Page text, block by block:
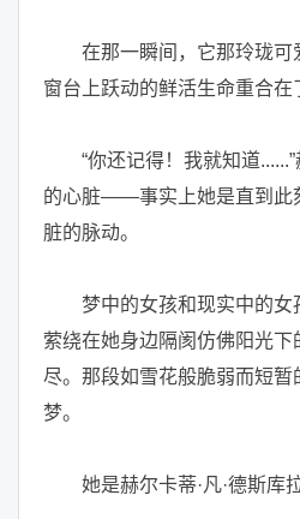
在那一瞬间，它那玲珑可
窗台上跃动的鲜活生命重合在
“你还记得！我就知道......”
的心脏——事实上她是直到此
脏的脉动。
梦中的女孩和现实中的女
萦绕在她身边隔阂仿佛阳光下
尽。那段如雪花般脆弱而短暂
梦。
她是赫尔卡蒂·凡·德斯库拉